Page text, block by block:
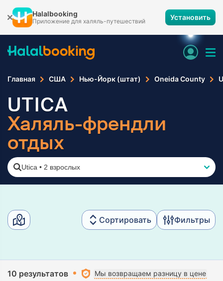
Halalbooking
Приложение для халяль-путешествий Установить
Главная США Нью-Йорк (штат) Oneida County
UTICA
Халяль-френдли
отдых
Utica • 2 взрослых
Сортировать Фильтры
10 результатов Мы возвращаем разницу в цене